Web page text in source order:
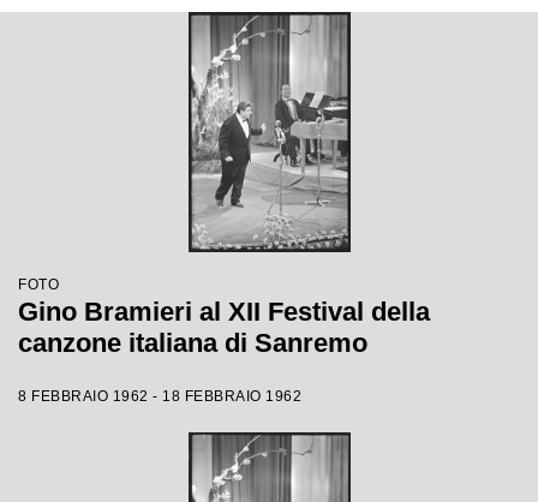
FOTO
Gino Bramieri al XII Festival della
canzone italiana di Sanremo
8 FEBBRAIO 1962 - 18 FEBBRAIO 1962